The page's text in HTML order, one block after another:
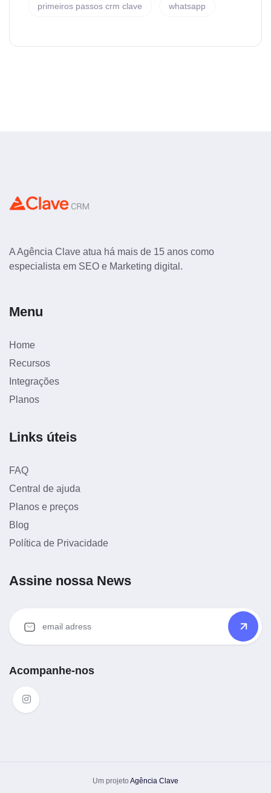
primeiros passos crm clave whatsapp
A Agência Clave atua há mais de 15 anos como
especialista em SEO e Marketing digital.
Menu
Home
Recursos
Integrações
Planos
Links úteis
FAQ
Central de ajuda
Planos e preços
Blog
Política de Privacidade
Assine nossa News
Acompanhe-nos
Um projeto Agência Clave